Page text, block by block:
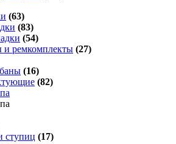
(63)
(83)
(54)
и ремкомплекты (27)
(16)
(82)
ступиц (17)